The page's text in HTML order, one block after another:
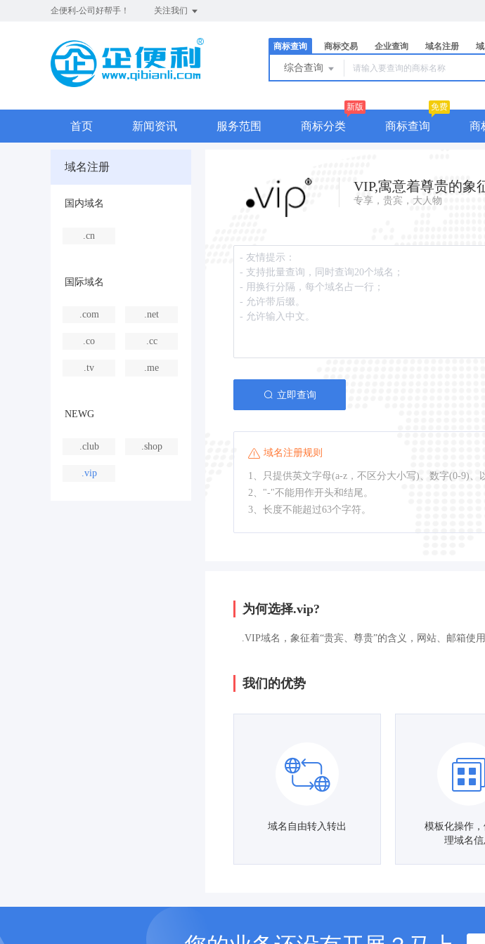
企便利-公司好帮手！ 关注我们
商标查询 商标交易 企业查询 域名注册
综合查询
首页 新闻资讯 服务范围 商标分类
新版
商标查询
免费
商
域名注册
国内域名
.cn
国际域名
.com .net
.co .cc
.tv .me
NEWG
.club .shop
.vip
VIP,寓意着尊贵的象
专享，贵宾，大人物
立即查询
域名注册规则
1、只提供英文字母(a-z，不区分大小写)、数字(0-9)
2、"-"不能用作开头和结尾。
3、长度不能超过63个字符。
为何选择.vip?
.VIP域名，象征着“贵宾、尊贵”的含义，网站、邮箱使
我们的优势
域名自由转入转出
模板化操作
理域名信